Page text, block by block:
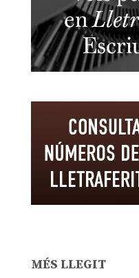
MÉS LLEGIT